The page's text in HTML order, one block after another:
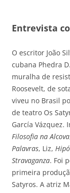
Entrevista
O escritor João
cubana Phedra
muralha de
Roosevelt, de
viveu no Brasil
de teatro Os
García Vázquez.
Filosofia na Alcova
Palavras, Liz,
Stravaganza. Foi
primeira
Satyros. A atriz